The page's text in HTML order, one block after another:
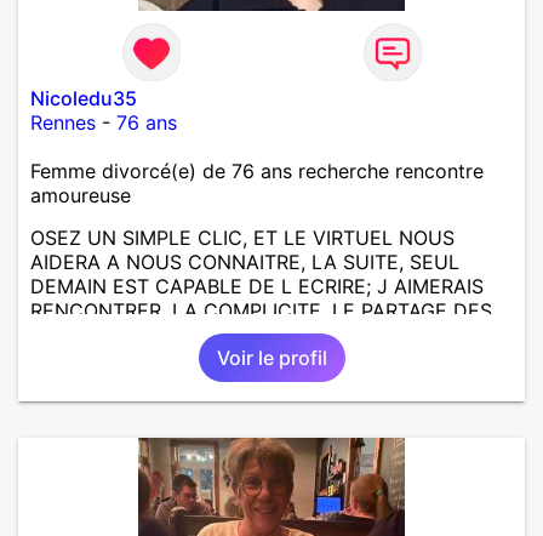
Nicoledu35
Rennes - 76 ans
Femme divorcé(e) de 76 ans recherche rencontre
amoureuse
OSEZ UN SIMPLE CLIC, ET LE VIRTUEL NOUS
AIDERA A NOUS CONNAITRE, LA SUITE, SEUL
DEMAIN EST CAPABLE DE L ECRIRE; J AIMERAIS
RENCONTRER, LA COMPLICITE, LE PARTAGE DES
BELLES CHOSES DE LA VIE : BALADES, VOYAGES
EN FRANCE OU AILLEURS. ETRE A L ECOUTE DE L
AUTRE, ET LA VIE SERA PLUS BELLE
ENCORE.....................
Voir le profil